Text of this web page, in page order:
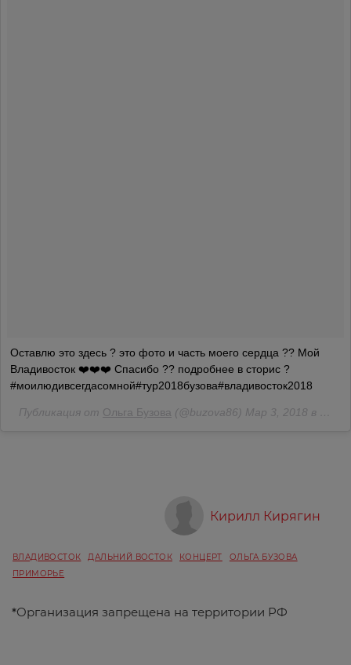
Оставлю это здесь ? это фото и часть моего сердца ?? Мой
Владивосток ❤️❤️❤️ Спасибо ?? подробнее в сторис ?
#моилюдивсегдасомной#тур2018бузова#владивосток2018
Публикация от Ольга Бузова (@buzova86) Мар 3, 2018 в 6:17 PST
Кирилл Кирягин
ВЛАДИВОСТОК ДАЛЬНИЙ ВОСТОК КОНЦЕРТ
ОЛЬГА БУЗОВА
ПРИМОРЬЕ
*Организация запрещена на территории РФ